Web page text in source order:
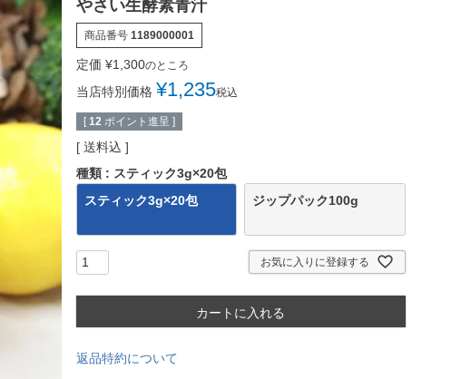
やさい生酵素青汁
商品番号 1189000001
定価 ¥1,300のところ
当店特別価格 ¥1,235税込
[ 12 ポイント進呈 ]
送料込
種類
スティック3g×20包
スティック3g×20包
ジップパック100g
お気に入りに登録する
カートに入れる
返品特約について